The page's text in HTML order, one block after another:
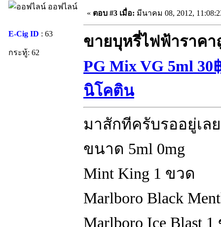
ออฟไลน์
E-Cig ID : 63
กระทู้: 62
« ตอบ #3 เมื่อ: มีนาคม 08, 2012,
ขายบุหรี่ไฟฟ้าราคา
PG Mix VG 5ml
นิโคติน
มาสักทีครับรออยู่เล
ขนาด 5ml 0mg
Mint King 1 ขวด
Marlboro Black
Marlboro Ice Blast